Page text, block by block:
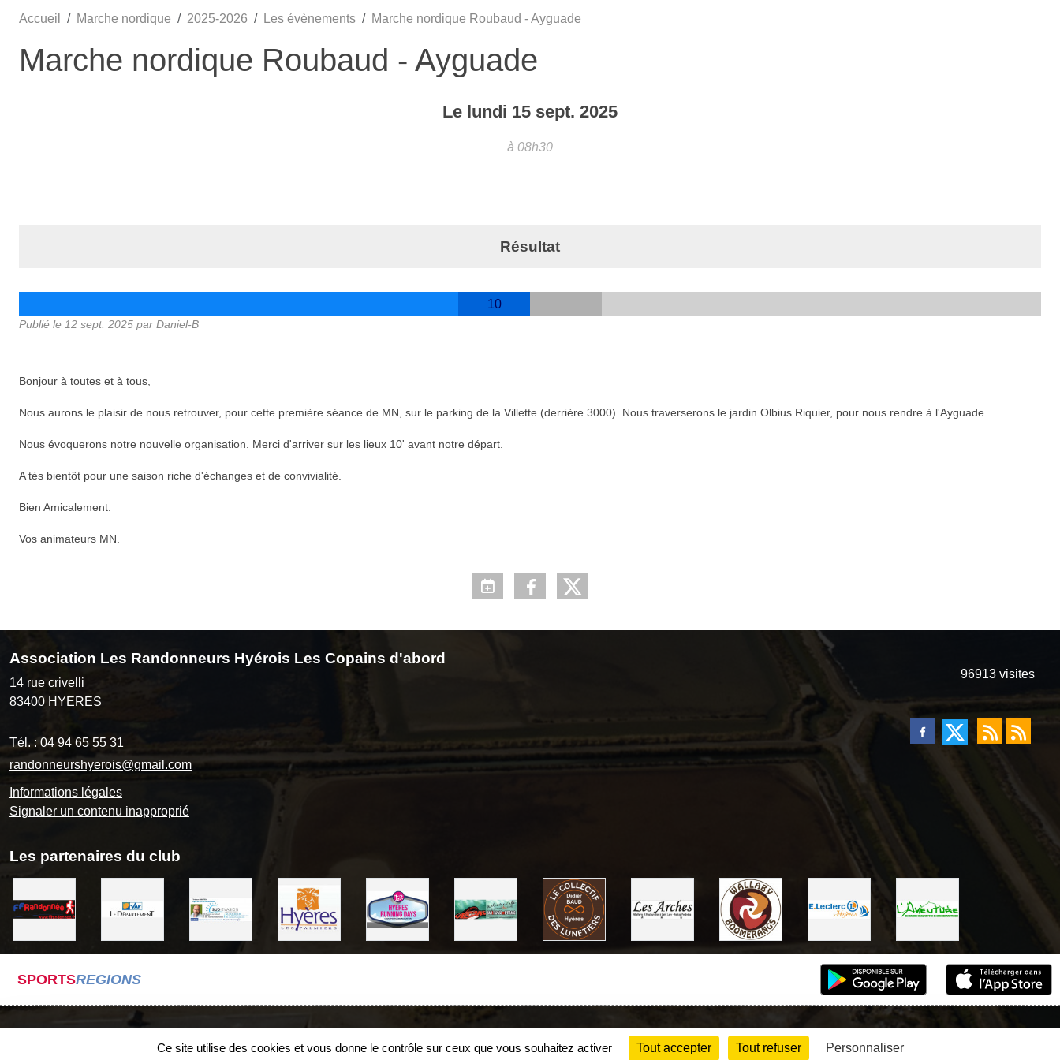
Accueil Marche nordique 2025-2026 Les évènements Marche nordique Roubaud - Ayguade
Marche nordique Roubaud - Ayguade
Le lundi 15 sept. 2025
à 08h30
Résultat
10
Publié le 12 sept. 2025 par Daniel-B
Bonjour à toutes et à tous,
Nous aurons le plaisir de nous retrouver, pour cette première séance de MN, sur le parking de la Villette (derrière 3000). Nous traverserons le jardin Olbius Riquier, pour nous rendre à l'Ayguade.
Nous évoquerons notre nouvelle organisation. Merci d'arriver sur les lieux 10' avant notre départ.
A tès bientôt pour une saison riche d'échanges et de convivialité.
Bien Amicalement.
Vos animateurs MN.
Association Les Randonneurs Hyérois Les Copains d'abord
14 rue crivelli
83400 HYERES
Tél. : 04 94 65 55 31
randonneurshyerois@gmail.com
Informations légales
Signaler un contenu inapproprié
96913 visites
Les partenaires du club
SPORTSREGIONS
Gestion des cookies
Ce site utilise des cookies et vous donne le contrôle sur ceux que vous souhaitez activer Tout accepter Tout refuser Personnaliser